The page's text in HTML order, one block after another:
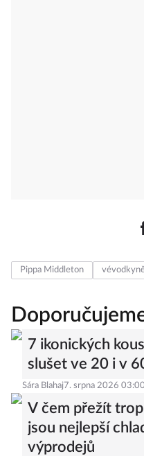
Pippa Middleton
7 ikonických
slušet ve 20 i v
Sára Blahaj 7. srpna 2026 03:00
V čem přežít
jsou nejlepší
výprodejů